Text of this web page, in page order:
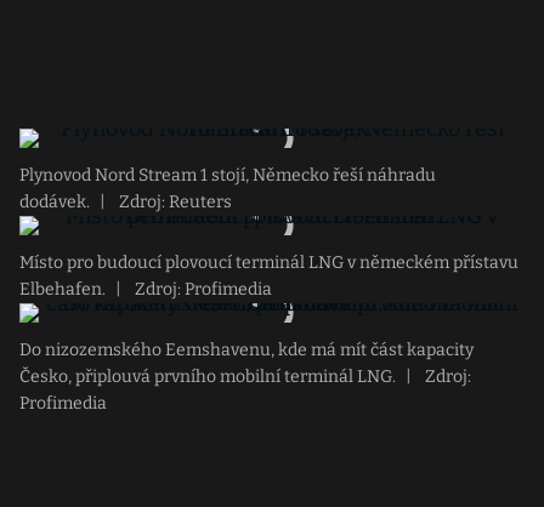
Plynovod Nord Stream 1 stojí, Německo řeší náhradu
dodávek.
Zdroj: Reuters
Místo pro budoucí plovoucí terminál LNG v německém přístavu
Elbehafen.
Zdroj: Profimedia
Do nizozemského Eemshavenu, kde má mít část kapacity
Česko, připlouvá prvního mobilní terminál LNG.
Zdroj:
Profimedia